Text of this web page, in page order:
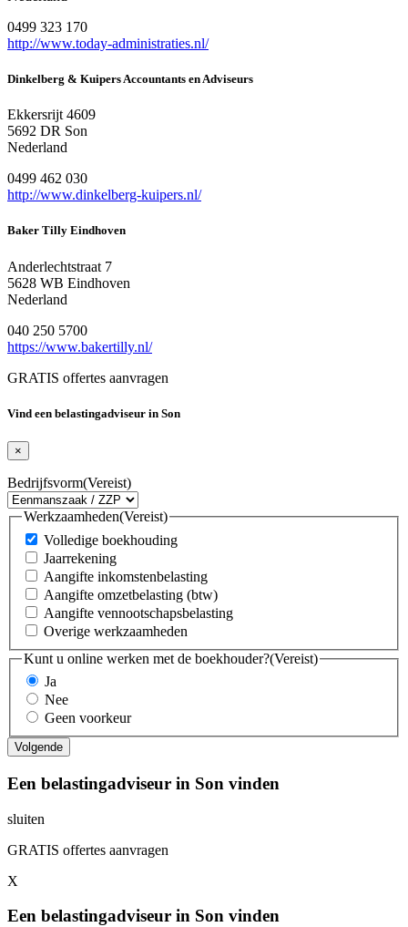
0499 323 170
http://www.today-administraties.nl/
Dinkelberg & Kuipers Accountants en Adviseurs
Ekkersrijt 4609
5692 DR Son
Nederland
0499 462 030
http://www.dinkelberg-kuipers.nl/
Baker Tilly Eindhoven
Anderlechtstraat 7
5628 WB Eindhoven
Nederland
040 250 5700
https://www.bakertilly.nl/
GRATIS offertes aanvragen
Vind een belastingadviseur in Son
×
Bedrijfsvorm(Vereist)
Werkzaamheden(Vereist)
Volledige boekhouding
Jaarrekening
Aangifte inkomstenbelasting
Aangifte omzetbelasting (btw)
Aangifte vennootschapsbelasting
Overige werkzaamheden
Kunt u online werken met de boekhouder?(Vereist)
Ja
Nee
Geen voorkeur
Een belastingadviseur in Son vinden
sluiten
GRATIS offertes aanvragen
X
Een belastingadviseur in Son vinden